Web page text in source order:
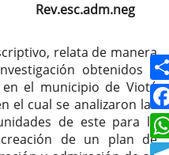
relata de manera
obtenidos a
el municipio de Viotá
el cual se analizaron las
de este para la
de un plan de